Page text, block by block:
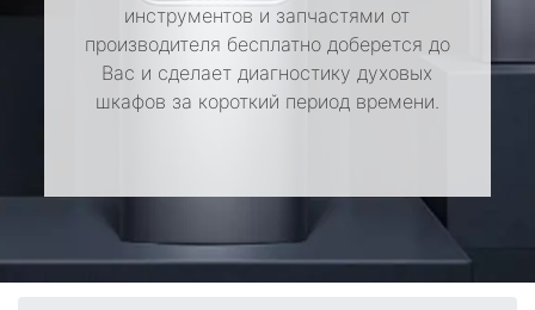
инструментов и запчастями от
производителя бесплатно доберется до
Вас и сделает диагностику духовых
шкафов за короткий период времени.